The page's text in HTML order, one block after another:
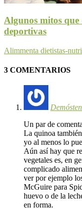
Algunos mitos que
deportivas
Alimmenta dietistas-
3 COMENTARIOS
Un par de
La quinoa
yo al menos lo
Aún así hay que
vegetales es, en
complicado
ver por ejemplo
McGuire para
huevo o de la
en forma.